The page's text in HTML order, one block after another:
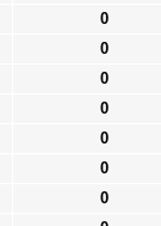
0
0
0
0
0
0
0